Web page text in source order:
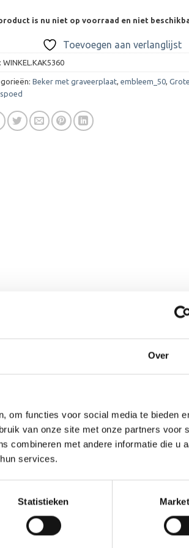
Over
om functies voor social media te bieden
van onze site met onze partners voor
combineren met andere informatie die u
services.
Statistieken
is nu niet op voorraad en niet
Toevoegen aan verlanglijst
WINKEL.KAK5360
Beker met graveerplaat, embleem_50,
als wisseltrofee. De AK5360 is een
personaliseren door er een tekst op
afbeelding op plakken. Dit kan